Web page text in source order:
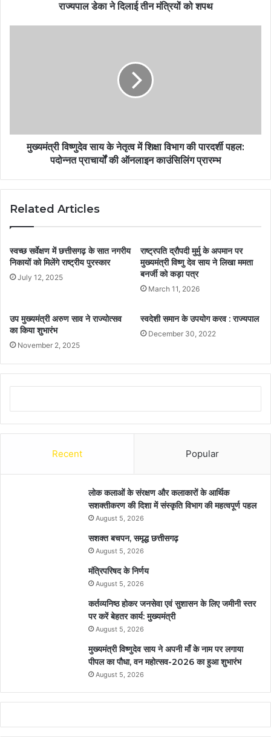
राज्यपाल डेका ने दिलाई तीन मंत्रियों को शपथ
मुख्यमंत्री विष्णुदेव साय के नेतृत्व में शिक्षा विभाग की पारदर्शी पहल:
पदोन्नत प्राचार्यों की ऑनलाइन काउंसिलिंग प्रारम्भ
Related Articles
स्वच्छ सर्वेक्षण में छत्तीसगढ़ के सात नगरीय
निकायों को मिलेंगे राष्ट्रीय पुरस्कार
July 12, 2025
राष्ट्रपति द्रौपदी मुर्मु के अपमान पर
मुख्यमंत्री विष्णु देव साय ने लिखा ममता
बनर्जी को कड़ा पत्र
March 11, 2026
उप मुख्यमंत्री अरुण साव ने राज्योत्सव
का किया शुभारंभ
November 2, 2025
स्वदेशी समान के उपयोग करव : राज्यपाल
December 30, 2022
Recent Popular
लोक कलाओं के संरक्षण और कलाकारों के आर्थिक
सशक्तीकरण की दिशा में संस्कृति विभाग की महत्वपूर्ण पहल
August 5, 2026
सशक्त बचपन, समृद्ध छत्तीसगढ़
August 5, 2026
मंत्रिपरिषद के निर्णय
August 5, 2026
कर्तव्यनिष्ठ होकर जनसेवा एवं सुशासन के लिए जमीनी स्तर
पर करें बेहतर कार्य: मुख्यमंत्री
August 5, 2026
मुख्यमंत्री विष्णुदेव साय ने अपनी माँ के नाम पर लगाया
पीपल का पौधा, वन महोत्सव-2026 का हुआ शुभारंभ
August 5, 2026